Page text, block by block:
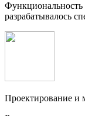
Функциональность
разрабатывалось
Проектирование и